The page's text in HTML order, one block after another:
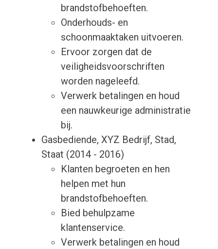
brandstofbehoeften.
Onderhouds- en
schoonmaaktaken uitvoeren.
Ervoor zorgen dat de
veiligheidsvoorschriften
worden nageleefd.
Verwerk betalingen en houd
een nauwkeurige administratie
bij.
Gasbediende, XYZ Bedrijf, Stad,
Staat (2014 - 2016)
Klanten begroeten en hen
helpen met hun
brandstofbehoeften.
Bied behulpzame
klantenservice.
Verwerk betalingen en houd